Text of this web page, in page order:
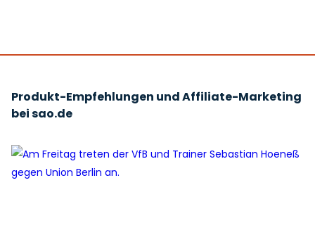
Produkt-Empfehlungen und Affiliate-Marketing
bei sao.de